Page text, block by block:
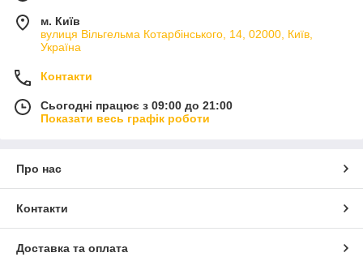
м. Київ
вулиця Вільгельма Котарбінського, 14, 02000, Київ,
Україна
Контакти
Сьогодні працює з 09:00 до 21:00
Показати весь графік роботи
Про нас
Контакти
Доставка та оплата